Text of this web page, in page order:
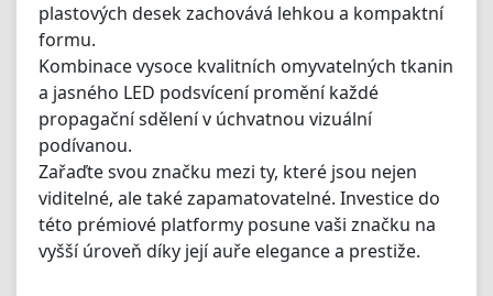
plastových desek zachovává lehkou a kompaktní
formu.
Kombinace vysoce kvalitních omyvatelných tkanin
a jasného LED podsvícení promění každé
propagační sdělení v úchvatnou vizuální
podívanou.
Zařaďte svou značku mezi ty, které jsou nejen
viditelné, ale také zapamatovatelné. Investice do
této prémiové platformy posune vaši značku na
vyšší úroveň díky její auře elegance a prestiže.